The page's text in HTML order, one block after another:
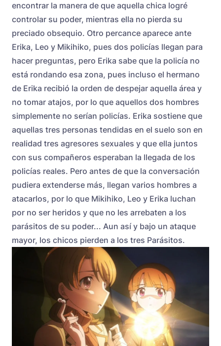
encontrar la manera de que aquella chica logré
controlar su poder, mientras ella no pierda su
preciado obsequio. Otro percance aparece ante
Erika, Leo y Mikihiko, pues dos policías llegan para
hacer preguntas, pero Erika sabe que la policía no
está rondando esa zona, pues incluso el hermano
de Erika recibió la orden de despejar aquella área y
no tomar atajos, por lo que aquellos dos hombres
simplemente no serían policías. Erika sostiene que
aquellas tres personas tendidas en el suelo son en
realidad tres agresores sexuales y que ella juntos
con sus compañeros esperaban la llegada de los
policías reales. Pero antes de que la conversación
pudiera extenderse más, llegan varios hombres a
atacarlos, por lo que Mikihiko, Leo y Erika luchan
por no ser heridos y que no les arrebaten a los
parásitos de su poder... Aun así y bajo un ataque
mayor, los chicos pierden a los tres Parásitos.